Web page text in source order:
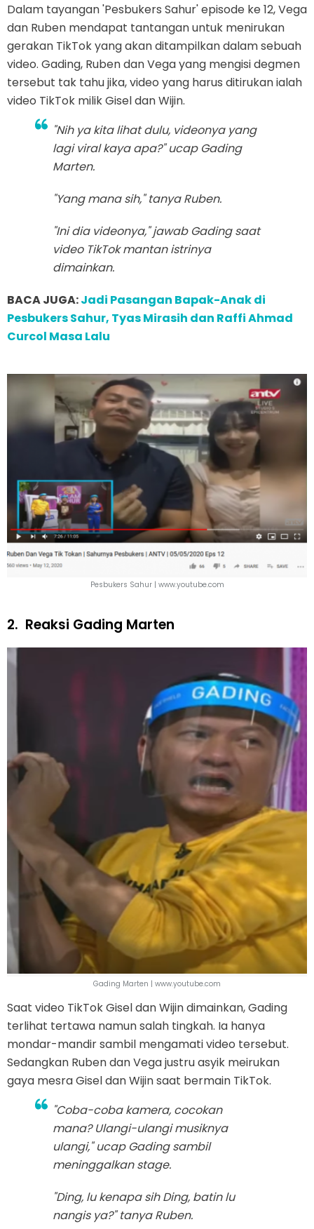
Dalam tayangan 'Pesbukers Sahur' episode ke 12, Vega
dan Ruben mendapat tantangan untuk menirukan
gerakan TikTok yang akan ditampilkan dalam sebuah
video. Gading, Ruben dan Vega yang mengisi degmen
tersebut tak tahu jika, video yang harus ditirukan ialah
video TikTok milik Gisel dan Wijin.
"Nih ya kita lihat dulu, videonya yang
lagi viral kaya apa?" ucap Gading
Marten.
"Yang mana sih," tanya Ruben.
"Ini dia videonya," jawab Gading saat
video TikTok mantan istrinya
dimainkan.
BACA JUGA:Jadi Pasangan Bapak-Anak di
Pesbukers Sahur, Tyas Mirasih dan Raffi Ahmad
Curcol Masa Lalu
Pesbukers Sahur | www.youtube.com
2. Reaksi Gading Marten
Gading Marten | www.youtube.com
Saat video TikTok Gisel dan Wijin dimainkan, Gading
terlihat tertawa namun salah tingkah. Ia hanya
mondar-mandir sambil mengamati video tersebut.
Sedangkan Ruben dan Vega justru asyik meirukan
gaya mesra Gisel dan Wijin saat bermain TikTok.
"Coba-coba kamera, cocokan
mana? Ulangi-ulangi musiknya
ulangi," ucap Gading sambil
meninggalkanstage.
"Ding, lu kenapa sih Ding, batin lu
nangis ya?" tanya Ruben.